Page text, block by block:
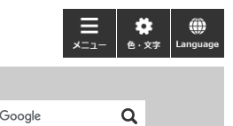
メ
ニ
ー
色・
文
language